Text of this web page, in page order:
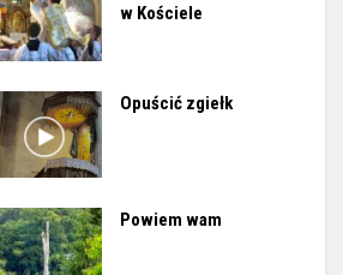
w Kościele
Opuścić zgiełk
Powiem wam